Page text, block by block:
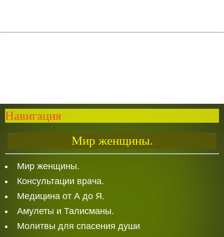
Навигация
Мир женщины.
Мир женщины.
Консультации врача.
Медицина от А до Я.
Амулеты и Талисманы.
Молитвы для спасения души